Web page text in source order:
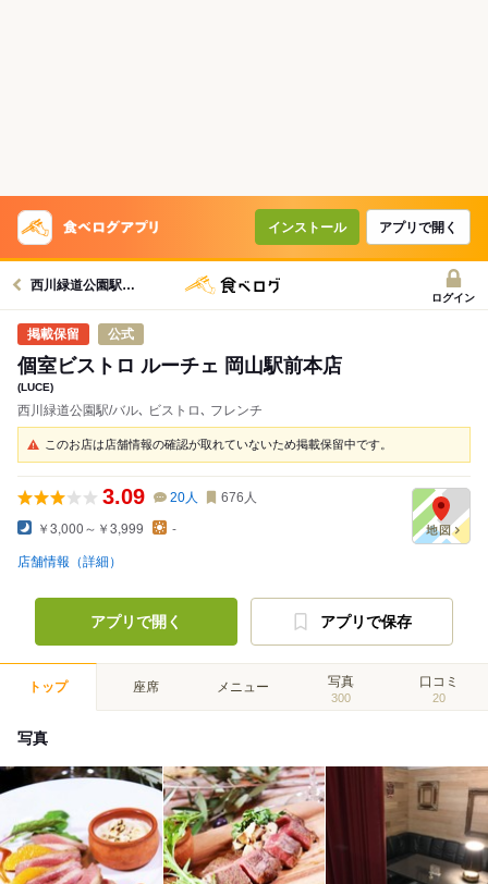
インストール アプリで開く
西川緑道公園駅グルメへ
ログイン
公式
個室ビストロ ルーチェ 岡山駅前本店
(LUCE)
西川緑道公園駅/バル､ ビストロ､ フレンチ
このお店は店舗情報の確認が取れていないため掲載保留中です。
3.09 20人 676 人
￥3,000～￥3,999 -
店舗情報（詳細）
アプリで開く アプリで保存
トップ 座席 メニュー 写真
300
口コミ
20
写真